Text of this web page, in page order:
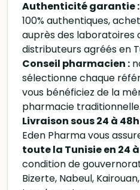
Authenticité garantie :
100% authentiques,
auprès des laboratoires
distributeurs agréés en
Conseil pharmacien :
sélectionne chaque
vous bénéficiez de la
pharmacie traditionnelle.
Livraison sous 24 à
Eden Pharma vous
toute la Tunisie en 24
condition de
Bizerte, Nabeul,